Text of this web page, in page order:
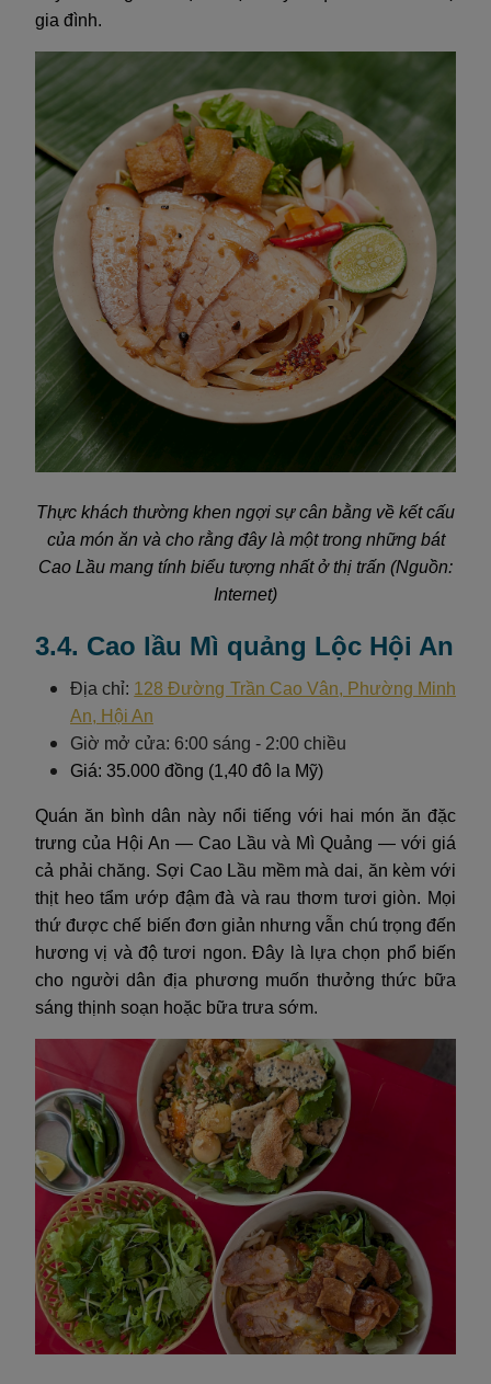
gia đình.
Thực khách thường khen ngợi sự cân bằng về kết cấu
của món ăn và cho rằng đây là một trong những bát
Cao Lầu mang tính biểu tượng nhất ở thị trấn (Nguồn:
Internet)
3.4. Cao lầu Mì quảng Lộc Hội An
Địa chỉ: 128 Đường Trần Cao Vân, Phường Minh
An, Hội An
Giờ mở cửa: 6:00 sáng - 2:00 chiều
Giá: 35.000 đồng (1,40 đô la Mỹ)
Quán ăn bình dân này nổi tiếng với hai món ăn đặc
trưng của Hội An — Cao Lầu và Mì Quảng — với giá
cả phải chăng. Sợi Cao Lầu mềm mà dai, ăn kèm với
thịt heo tẩm ướp đậm đà và rau thơm tươi giòn. Mọi
thứ được chế biến đơn giản nhưng vẫn chú trọng đến
hương vị và độ tươi ngon. Đây là lựa chọn phổ biến
cho người dân địa phương muốn thưởng thức bữa
sáng thịnh soạn hoặc bữa trưa sớm.